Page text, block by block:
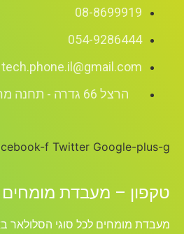
08-8699919
054-9286444
tech.phone.il@gmail.com
הרצל 66 גדרה - תחנה מרכזית אגד
f Twitter Google-plus-g
טקפון – מעבדת מומחים
מעבדת מומחים לכל סוגי הסלולאר